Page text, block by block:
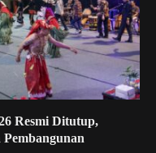
Resmi Ditutup,